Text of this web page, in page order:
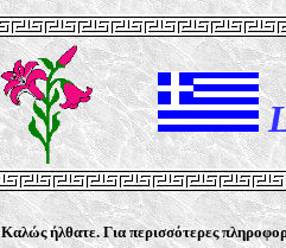
Καλώς ήλθατε. Για περισσότερες